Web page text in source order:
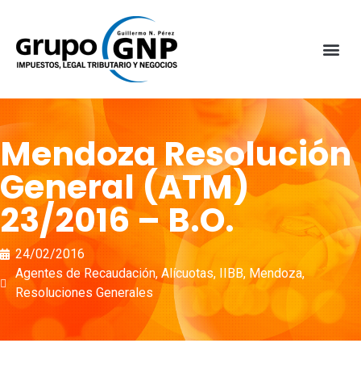
Mendoza Resolución
General (ATM)
23/2016 – B.O.
24/02/2016
Agentes de Recaudación,Alícuotas, IIBB, Mendoza,
Resoluciones Generales